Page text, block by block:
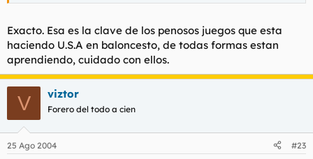
Exacto. Esa es la clave de los penosos juegos que esta
haciendo U.S.A en baloncesto, de todas formas estan
aprendiendo, cuidado con ellos.
V viztor
Forero del todo a cien
25 Ago 2004 #23